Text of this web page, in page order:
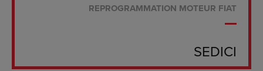
REPROGRAMMATION MOTEUR FIAT
SEDICI